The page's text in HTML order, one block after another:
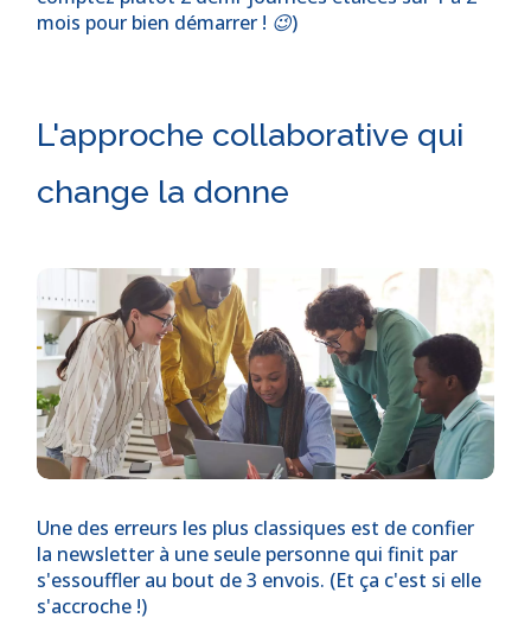
mois pour bien démarrer ! 😉)
L'approche collaborative qui
change la donne
Une des erreurs les plus classiques est de confier
la newsletter à une seule personne qui finit par
s'essouffler au bout de 3 envois. (Et ça c'est si elle
s'accroche !)